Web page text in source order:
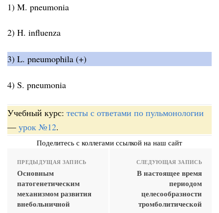
1) M. pneumonia
2) H. influenza
3) L. pneumophila (+)
4) S. pneumonia
Учебный курс: тесты с ответами по пульмонологии
— урок №12.
Поделитесь с коллегами ссылкой на наш сайт
ПРЕДЫДУЩАЯ ЗАПИСЬ
Основным
патогенетическим
механизмом развития
внебольничной
СЛЕДУЮЩАЯ ЗАПИСЬ
В настоящее время
периодом
целесообразности
тромболитической